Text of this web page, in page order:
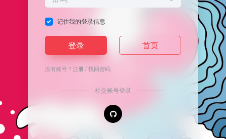
记住我的登录信息
登录 首页
没有账号？注册/找回密码
社交帐号登录